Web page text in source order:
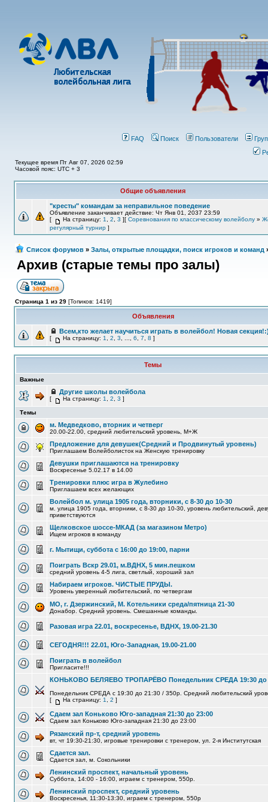
FAQ Поиск Пользователи
Текущее время Пт Авг 07, 2026 02:59
Часовой пояс: UTC + 3
Общие объявления
"кресты" командам за неправильное поведение
Объявление заканчивает действие: Чт Янв 01, 2037 23:59
[
На страницу: 1 2 3 ][ Соревнования по классическому волейболу »
регулярный турнир ]
Список форумов » Залы, открытые площадки, поиск игроков и команд
Архив (старые темы про залы)
Страница 1 из 29 [Топиков: 1419]
Объявления
Всем,кто желает научиться играть в волейбол! Новая
[ На страницу: 1 2 3 6 7 8 ]
Темы
Важные
Другие школы волейбола
[ На страницу: 1 2 3 ]
Темы
м. Медведково, вторник и четверг
20.00-22.00, средний любительский уровень, М+Ж
Предложение для девушек(Средний и Продвинутый уровень)
Приглашаем Волейболисток на Женскую тренировку
Девушки приглашаются на тренировку
Воскресенье 5.02.17 в 14.00
Тренировки плюс игра в Жулебино
Приглашаем всех желающих
Волейбол м. улица 1905 года, вторники, с 8-30 до 10-30
м. улица 1905 года, вторники, с 8-30 до 10-30, уровень любительский,
приветствуются
Щелковское шоссе-МКАД (за магазином Метро)
Ищем игроков в команду
г. Мытищи, суббота с 16:00 до 19:00, парни
Поиграть Вскр 29.01, м.ВДНХ, 5 мин.пешком
средний уровень 4-5 лига, светлый, хороший зал
Набираем игроков. ЧИСТЫЕ ПРУДЫ.
Уровень уверенный любительский, по четвергам
МО, г. Дзержинский, М. Котельники среда/пятница 21-30
Донабор. Средний уровень. Смешанные команды.
Разовая игра 22.01, воскресенье, ВДНХ, 19.00-21.30
СЕГОДНЯ!!! 22.01, Юго-Западная, 19.00-21.00
Поиграть в волейбол
Пригласите!!!
КОНЬКОВО БЕЛЯЕВО ТРОПАРЁВО Понедельник СРЕДА 19:30 до
Понедельник СРЕДА с 19:30 до 21:30 / 350р. Средний любительский
[
На страницу: 1 2 ]
Сдаем зал Коньково Юго-западная 21:30 до 23:00
Сдаем зал Коньково Юго-западная 21:30 до 23:00
Рязанский пр-т, средний уровень
вт, чт 19:30-21:30, игровые тренировки с тренером, ул. 2-я Институтская
Сдается зал.
Сдается зал, м. Сокольники
Ленинский проспект, начальный уровень
Суббота, 14:00 - 16:00, играем с тренером, 550р.
Ленинский проспект, средний уровень
Воскресенья, 11:30-13:30, играем с тренером, 550р